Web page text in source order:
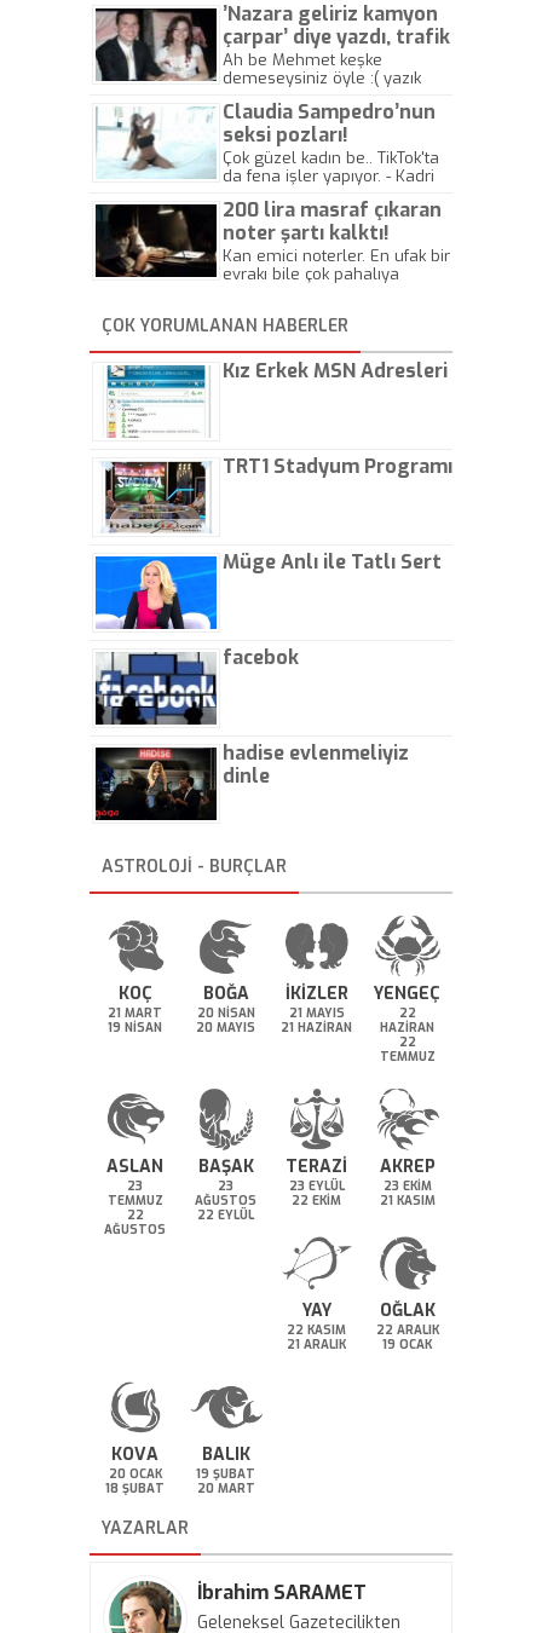
’Nazara geliriz kamyon
çarpar’ diye yazdı, trafik
kazasında öldü!
Ah be Mehmet keşke
demeseysiniz öyle :( yazık
Claudia Sampedro’nun
seksi pozları!
Çok güzel kadın be.. TikTok'ta
da fena işler yapıyor. - Kadri
200 lira masraf çıkaran
noter şartı kalktı!
Kan emici noterler. En ufak bir
evrakı bile çok pahalıya
kaptırıyorsunuz. - Kayhan
Gezenti
ÇOK YORUMLANAN HABERLER
Kız Erkek MSN Adresleri
TRT1 Stadyum Programı
Müge Anlı ile Tatlı Sert
facebok
hadise evlenmeliyiz
dinle
ASTROLOJİ - BURÇLAR
KOÇ
21 MART
19 NİSAN
BOĞA
20 NİSAN
20 MAYIS
İKİZLER
21 MAYIS
21 HAZİRAN
YENGEÇ
22
HAZİRAN
22
TEMMUZ
ASLAN
23
TEMMUZ
22
AĞUSTOS
BAŞAK
23
AĞUSTOS
22 EYLÜL
TERAZİ
23 EYLÜL
22 EKİM
AKREP
23 EKİM
21 KASIM
YAY
22 KASIM
21 ARALIK
OĞLAK
22 ARALIK
19 OCAK
KOVA
20 OCAK
18 ŞUBAT
BALIK
19 ŞUBAT
20 MART
YAZARLAR
İbrahim SARAMET
Geleneksel Gazetecilikten